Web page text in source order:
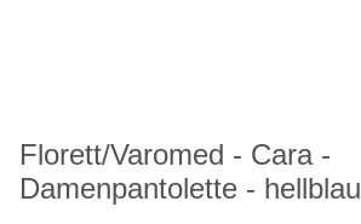
Florett/Varomed - Cara -
Damenpantolette - hellblau